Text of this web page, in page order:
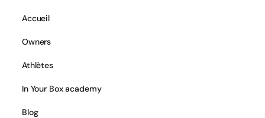
Accueil
Owners
Athlètes
In Your Box academy
Blog